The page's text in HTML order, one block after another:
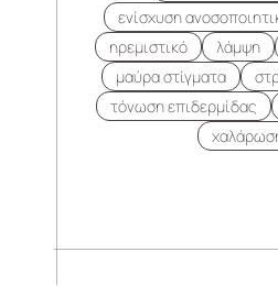
ενίσχυση
ηρεμιστικό
λάμψη
μαύρα στίγματα
τόνωση επιδερμίδας
.